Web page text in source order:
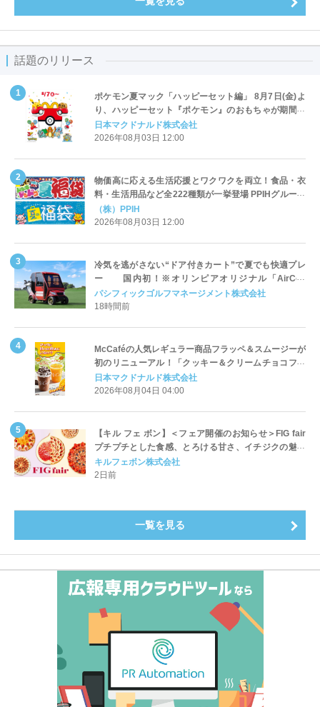
話題のリリース
ポケモン夏マック「ハッピーセット編」 8月7日(金)よ
り、ハッピーセット『ポケモン』のおもちゃが期間限
定登場
日本マクドナルド株式会社
2026年08月03日 12:00
物価高に応える生活応援とワクワクを両立！食品・衣
料・生活用品など全222種類が一挙登場 PPIHグループ
「夏福袋」＆セール 8月6日(木)より順次スタート
（株）PPIH
2026年08月03日 12:00
冷気を逃がさない“ドア付きカート”で夏でも快適プレ
ー 国内初！※オリンピアオリジナル「AirCon
Cart（エアコンカート）」導入 | ＰＧＭ
パシフィックゴルフマネージメント株式会社
18時間前
McCaféの人気レギュラー商品フラッペ＆スムージーが
初のリニューアル！「クッキー＆クリームチョコフラ
ッペ」「マンゴースムージー」8月5日（水）から販売
開始
日本マクドナルド株式会社
2026年08月04日 04:00
【キル フェ ボン】＜フェア開催のお知らせ＞FIG fair
プチプチとした食感、とろける甘さ、イチジクの魅力
をたっぷりと。新作を含め、イチジク尽くしの全4種が
登場8月20日（木）スタート
キルフェボン株式会社
2日前
一覧を見る